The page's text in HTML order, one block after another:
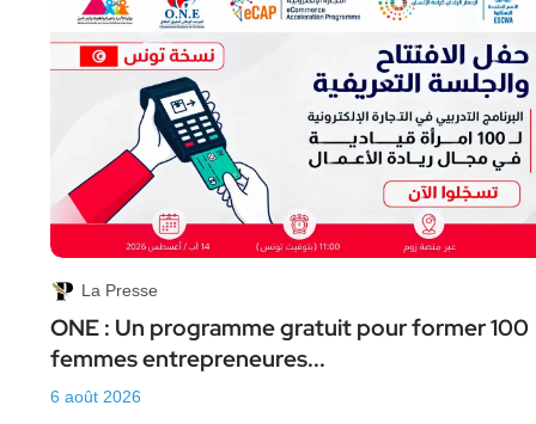
La Presse
ONE : Un programme gratuit pour former 100
femmes entrepreneures...
6 août 2026